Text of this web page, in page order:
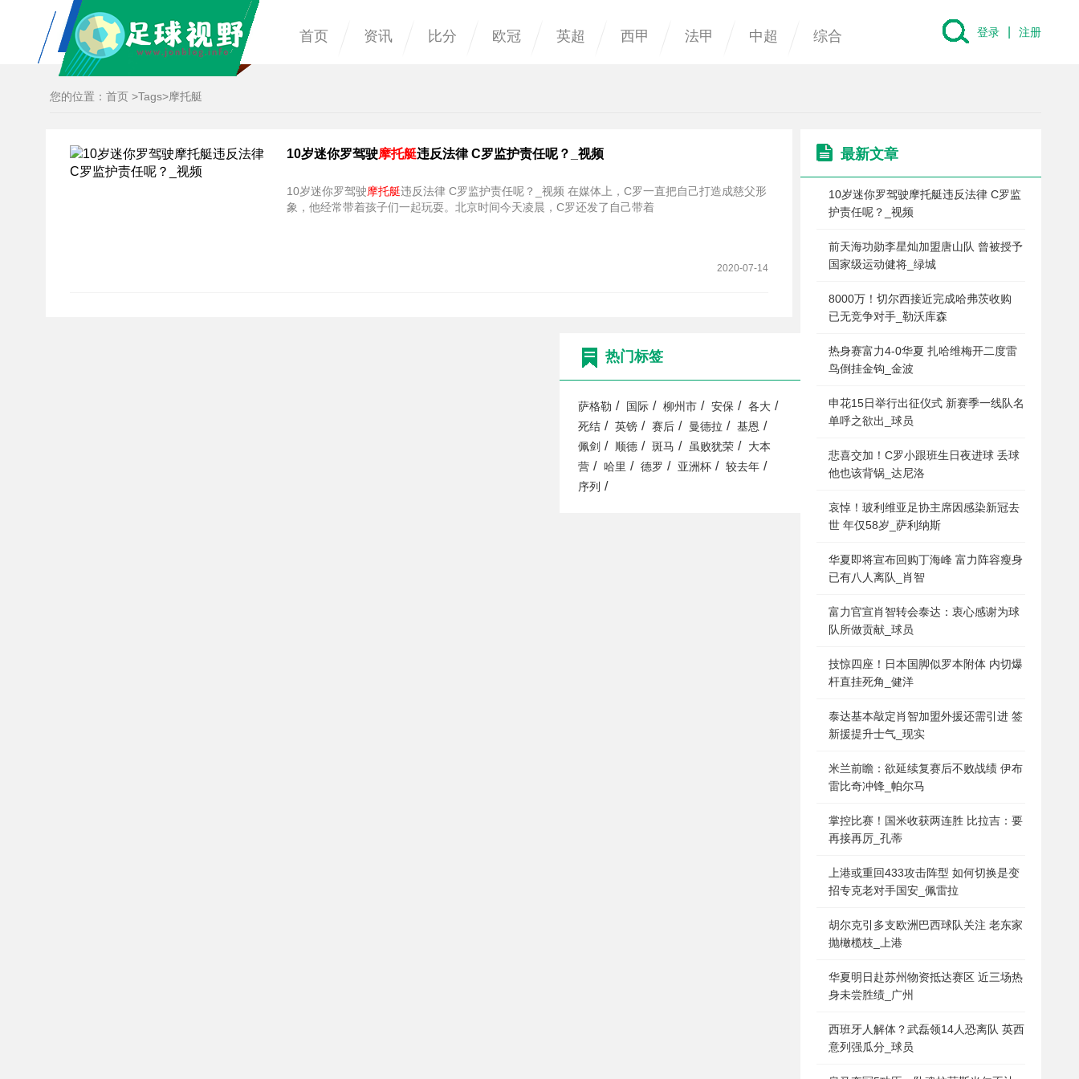
首页 资讯 比分 欧冠 英超 西甲 法甲 中超 综合 登录 注册
您的位置： 首页 >Tags>摩托艇
10岁迷你罗驾驶摩托艇违反法律 C罗监护责任呢？_视频
10岁迷你罗驾驶摩托艇违反法律 C罗监护责任呢？_视频 在媒体上，C罗一直把自己打造成慈父形
象，他经常带着孩子们一起玩耍。北京时间今天凌晨，C罗还发了自己带着
2020-07-14
最新文章
10岁迷你罗驾驶摩托艇违反法律 C罗监
护责任呢？_视频
前天海功勋李星灿加盟唐山队 曾被授予
国家级运动健将_绿城
8000万！切尔西接近完成哈弗茨收购
已无竞争对手_勒沃库森
热身赛富力4-0华夏 扎哈维梅开二度雷
鸟倒挂金钩_金波
申花15日举行出征仪式 新赛季一线队名
单呼之欲出_球员
悲喜交加！C罗小跟班生日夜进球 丢球
他也该背锅_达尼洛
哀悼！玻利维亚足协主席因感染新冠去
世 年仅58岁_萨利纳斯
华夏即将宣布回购丁海峰 富力阵容瘦身
已有八人离队_肖智
富力官宣肖智转会泰达：衷心感谢为球
队所做贡献_球员
技惊四座！日本国脚似罗本附体 内切爆
杆直挂死角_健洋
泰达基本敲定肖智加盟外援还需引进 签
新援提升士气_现实
米兰前瞻：欲延续复赛后不败战绩 伊布
雷比奇冲锋_帕尔马
掌控比赛！国米收获两连胜 比拉吉：要
再接再厉_孔蒂
上港或重回433攻击阵型 如何切换是变
招专克老对手国安_佩雷拉
胡尔克引多支欧洲巴西球队关注 老东家
抛橄榄枝_上港
华夏明日赴苏州物资抵达赛区 近三场热
身未尝胜绩_广州
西班牙人解体？武磊领14人恐离队 英西
意列强瓜分_球员
热门标签
萨格勒 / 国际 / 柳州市 / 安保 / 各大 /
死结 / 英镑 / 赛后 / 曼德拉 / 基恩 /
佩剑 / 顺德 / 斑马 / 虽败犹荣 /
大本
营 / 哈里 / 德罗 / 亚洲杯 / 较去年 /
序列 /